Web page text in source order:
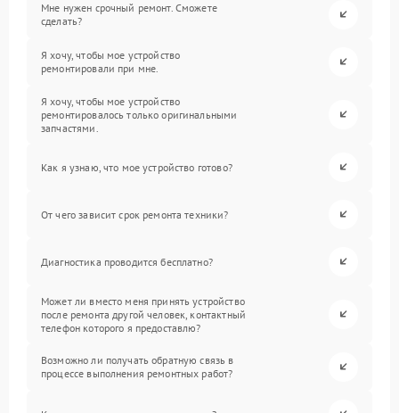
Мне нужен срочный ремонт. Сможете
сделать?
Я хочу, чтобы мое устройство
ремонтировали при мне.
Я хочу, чтобы мое устройство
ремонтировалось только оригинальными
запчастями.
Как я узнаю, что мое устройство готово?
От чего зависит срок ремонта техники?
Диагностика проводится бесплатно?
Может ли вместо меня принять устройство
после ремонта другой человек, контактный
телефон которого я предоставлю?
Возможно ли получать обратную связь в
процессе выполнения ремонтных работ?